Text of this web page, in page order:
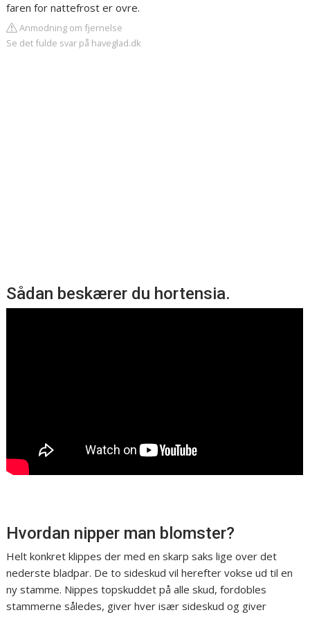
faren for nattefrost er ovre.
Anmodning om fjernelse
Se det fulde svar på haveglad.dk
Sådan beskærer du hortensia.
Hvordan nipper man blomster?
Helt konkret klippes der med en skarp saks lige over det
nederste bladpar. De to sideskud vil herefter vokse ud til en
ny stamme. Nippes topskuddet på alle skud, fordobles
stammerne således, giver hver især sideskud og giver